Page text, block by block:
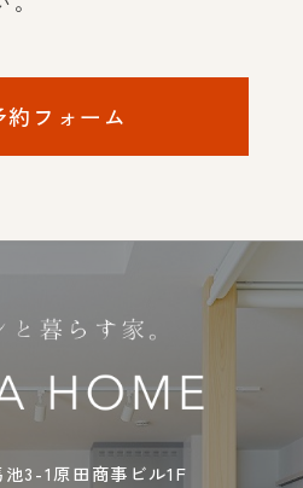
約フォーム
3-1原田商事ビル1F